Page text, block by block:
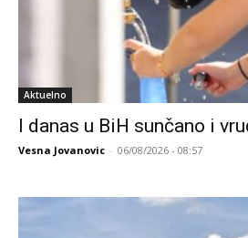
Aktuelno
I danas u BiH sunčano i
Vesna Jovanovic - 06/08/2026 - 08:57